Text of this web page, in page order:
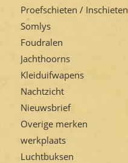
Proefschieten / Inschieten
Somlys
Foudralen
Jachthoorns
Kleiduifwapens
Nachtzicht
Nieuwsbrief
Overige merken
werkplaats
Luchtbuksen